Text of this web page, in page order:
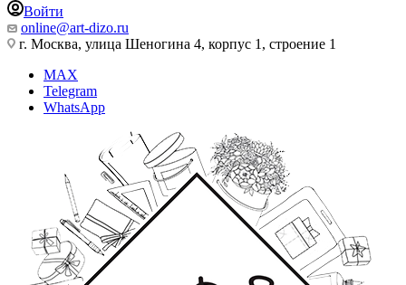
Войти
online@art-dizo.ru
г. Москва, улица Шеногина 4, корпус 1, строение 1
MAX
Telegram
WhatsApp